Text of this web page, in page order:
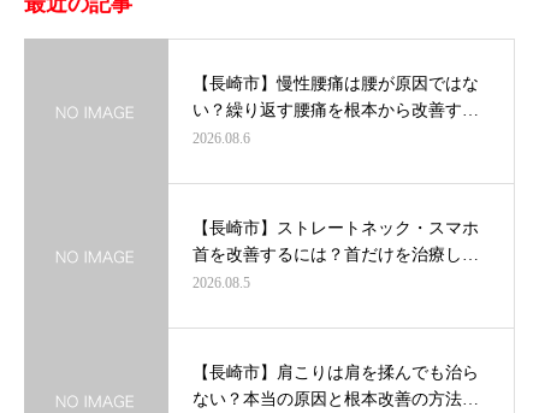
【長崎市】慢性腰痛は腰が原因ではな
い？繰り返す腰痛を根本から改善す…
2026.08.6
【長崎市】ストレートネック・スマホ
首を改善するには？首だけを治療し…
2026.08.5
【長崎市】肩こりは肩を揉んでも治ら
ない？本当の原因と根本改善の方法…